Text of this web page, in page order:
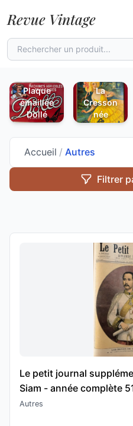
Revue Vintage
Plaque
émaillée
Dollé
La
Cresson
née
Accueil / Autres
Filtrer
Le petit journal
Siam - année complète
Autres